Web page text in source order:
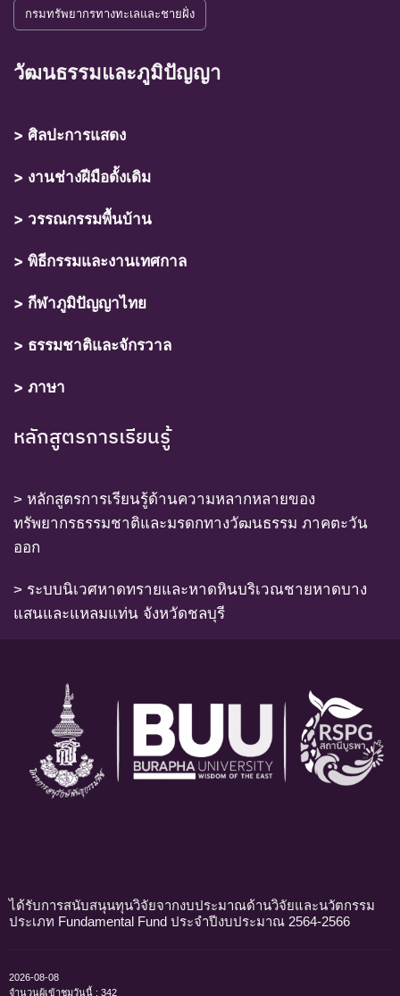
กรมทรัพยากรทางทะเลและชายฝั่ง
วัฒนธรรมและภูมิปัญญา
> ศิลปะการแสดง
> งานช่างฝีมือดั้งเดิม
> วรรณกรรมพื้นบ้าน
> พิธีกรรมและงานเทศกาล
> กีฬาภูมิปัญญาไทย
> ธรรมชาติและจักรวาล
> ภาษา
หลักสูตรการเรียนรู้
> หลักสูตรการเรียนรู้ด้านความหลากหลายของ
ทรัพยากรธรรมชาติและมรดกทางวัฒนธรรม ภาคตะวัน
ออก
> ระบบนิเวศหาดทรายและหาดหินบริเวณชายหาดบาง
แสนและแหลมแท่น จังหวัดชลบุรี
ได้รับการสนับสนุนทุนวิจัยจากงบประมาณด้านวิจัยและนวัตกรรม
ประเภท Fundamental Fund ประจำปีงบประมาณ 2564-2566
2026-08-08
จำนวนผู้เข้าชมวันนี้ : 342